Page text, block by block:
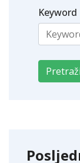
Keyword